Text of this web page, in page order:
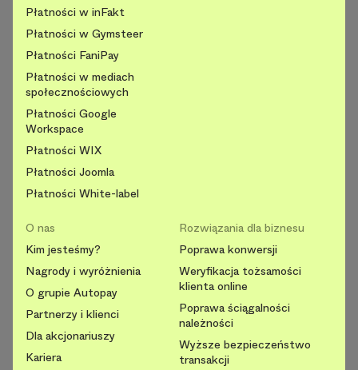
Płatności w inFakt
Płatności w Gymsteer
Płatności FaniPay
Płatności w mediach
społecznościowych
Płatności Google
Workspace
Płatności WIX
Płatności Joomla
Płatności White-label
O nas
Kim jesteśmy?
Nagrody i wyróżnienia
O grupie Autopay
Partnerzy i klienci
Dla akcjonariuszy
Kariera
Rozwiązania dla biznesu
Poprawa konwersji
Weryfikacja tożsamości
klienta online
Poprawa ściągalności
należności
Wyższe bezpieczeństwo
transakcji